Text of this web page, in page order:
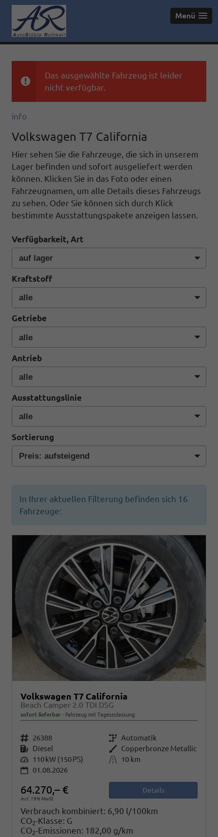
Menü
Das ausgewählte Fahrzeug ist leider
nicht verfügbar.
info
Volkswagen T7 California
Hier sehen Sie die Fahrzeuge, die sich in unserem
Lager befinden und sofort ausgeliefert werden
können. Klicken Sie in das Foto oder einen
Fahrzeugnamen, um alle Details dieses Fahrzeugs
zu sehen. Oder Sie können sich durch Klick
bestimmte Ausstattungspakete anzeigen lassen.
Verfügbarkeit, Art
Kraftstoff
Getriebe
Antrieb
Ausstattungslinie
Sortierung
In Ihrer aktuellen Filterung befinden sich 16
Fahrzeuge:
Volkswagen T7 California
Beach Camper 2.0 TDI DSG
sofort lieferbar Fahrzeug mit Tageszulassung
Fahrzeugnr. 26388 Getriebe Automatik
Kraftstoff Diesel Außenfarbe Copperbronze Metallic
Leistung 110 kW (150 PS) Kilometerstand
10 km
01.08.2026
64.270,– €
incl. 19% MwSt.
Details
Verbrauch kombiniert: 6,90 l/100km
CO2-Klasse: G
CO2-Emissionen: 182,00 g/km